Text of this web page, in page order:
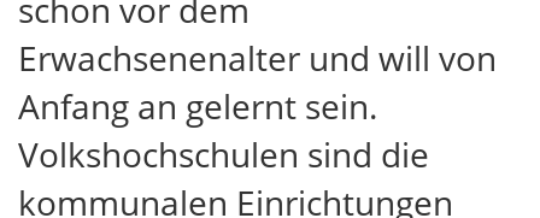
schon vor dem
Erwachsenenalter und will von
Anfang an gelernt sein.
Volkshochschulen sind die
kommunalen Einrichtungen